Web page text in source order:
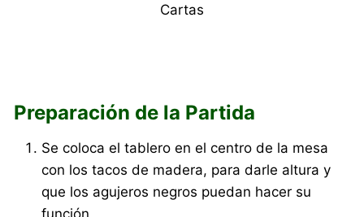
Cartas
Preparación de la Partida
Se coloca el tablero en el centro de la mesa
con los tacos de madera, para darle altura y
que los agujeros negros puedan hacer su
función